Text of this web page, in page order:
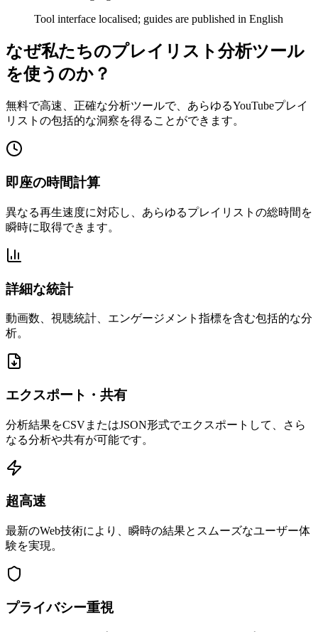
Tool interface localised; guides are published in English
なぜ私たちのプレイリスト分析ツール
を使うのか？
無料で高速、正確な分析ツールで、あらゆるYouTubeプレイ
リストの包括的な洞察を得ることができます。
即座の時間計算
異なる再生速度に対応し、あらゆるプレイリストの総時間を
瞬時に取得できます。
詳細な統計
動画数、視聴統計、エンゲージメント指標を含む包括的な分
析。
エクスポート・共有
分析結果をCSVまたはJSON形式でエクスポートして、さら
なる分析や共有が可能です。
超高速
最新のWeb技術により、瞬時の結果とスムーズなユーザー体
験を実現。
プライバシー重視